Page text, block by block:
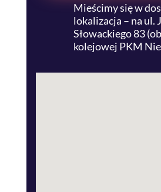
Mieścimy się w
lokalizacja – na ul.
Słowackiego 83
kolejowej PKM